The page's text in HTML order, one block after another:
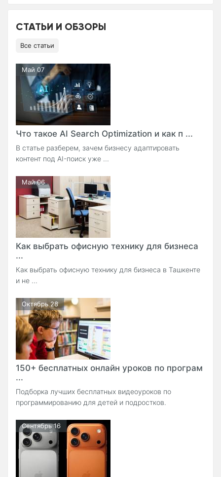
СТАТЬИ И ОБЗОРЫ
Все статьи
Май 07
Что такое AI Search Optimization и как п ...
В статье разберем, зачем бизнесу адаптировать
контент под AI-поиск уже ...
Май 06
Как выбрать офисную технику для бизнеса
...
Как выбрать офисную технику для бизнеса в Ташкенте
и не ...
Октябрь 28
150+ бесплатных онлайн уроков по програм
...
Подборка лучших бесплатных видеоуроков по
программированию для детей и подростков.
Сентябрь 16